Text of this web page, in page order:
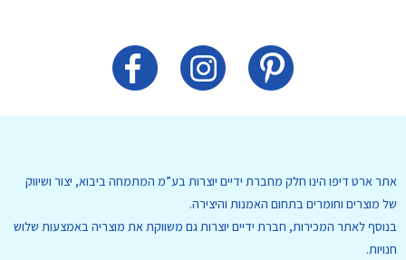
אתר ארט דיפו הינו חלק מחברת ידיים יוצרות בע”מ המתמחה ביבוא, יצור ושיווק
של מוצרים וחומרים בתחום האמנות והיצירה.
בנוסף לאתר המכירות, חברת ידיים יוצרות גם משווקת את מוצריה באמצעות שלוש
חנויות.